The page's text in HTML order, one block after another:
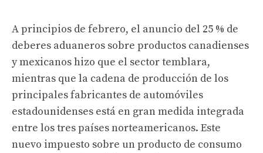
A principios de febrero, el anuncio del 25 % de
deberes aduaneros sobre productos canadienses
y mexicanos hizo que el sector temblara,
mientras que la cadena de producción de los
principales fabricantes de automóviles
estadounidenses está en gran medida integrada
entre los tres países norteamericanos. Este
nuevo impuesto sobre un producto de consumo